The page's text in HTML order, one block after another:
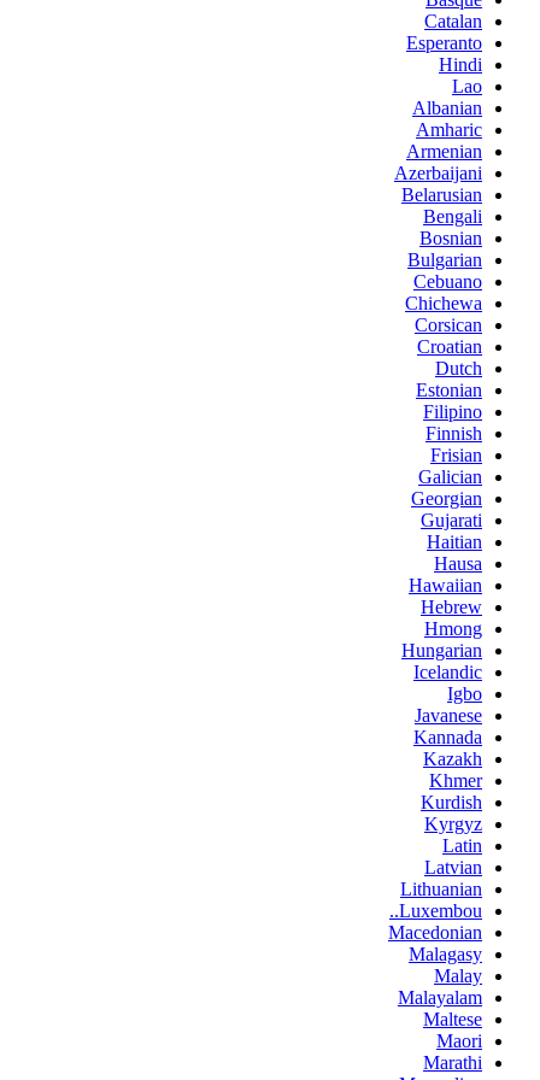
Catalan
Esperanto
Hindi
Lao
Albanian
Amharic
Armenian
Azerbaijani
Belarusian
Bengali
Bosnian
Bulgarian
Cebuano
Chichewa
Corsican
Croatian
Dutch
Estonian
Filipino
Finnish
Frisian
Galician
Georgian
Gujarati
Haitian
Hausa
Hawaiian
Hebrew
Hmong
Hungarian
Icelandic
Igbo
Javanese
Kannada
Kazakh
Khmer
Kurdish
Kyrgyz
Latin
Latvian
Lithuanian
Luxembou..
Macedonian
Malagasy
Malay
Malayalam
Maltese
Maori
Marathi